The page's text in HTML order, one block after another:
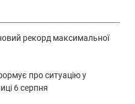
рекорд максимальної
про ситуацію у
6 серпня